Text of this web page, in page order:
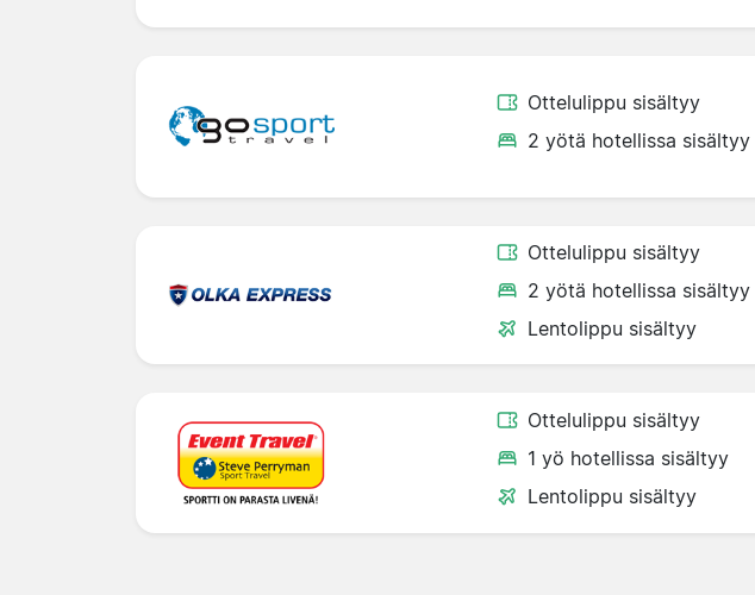
Ottelulippu sisältyy
2 yötä hotellissa sisältyy
Ottelulippu sisältyy
2 yötä hotellissa sisältyy
Lentolippu sisältyy
Ottelulippu sisältyy
1 yö hotellissa sisältyy
Lentolippu sisältyy